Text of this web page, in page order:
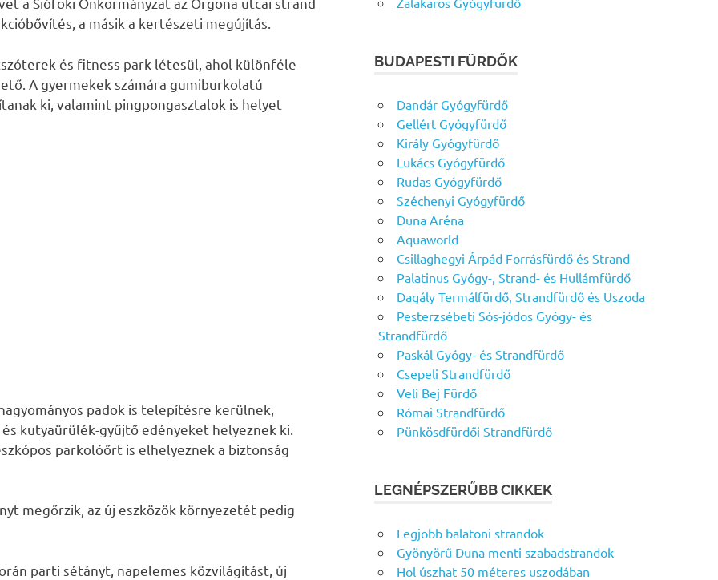
a másik a kertészeti megújítás.
és fitness park létesül, ahol különféle
A gyermekek számára gumiburkolatú
ki, valamint pingpongasztalok is helyet
padok is telepítésre kerülnek,
kutyaürülék-gyűjtő edényeket helyeznek ki.
parkolóőrt is elhelyeznek a biztonság
megőrzik, az új eszközök környezetét pedig
parti sétányt, napelemes közvilágítást, új
BUDAPESTI FÜRDŐK
Dandár Gyógyfürdő
Gellért Gyógyfürdő
Király Gyógyfürdő
Lukács Gyógyfürdő
Rudas Gyógyfürdő
Széchenyi Gyógyfürdő
Duna Aréna
Aquaworld
Csillaghegyi Árpád Forrásfürdő és Strand
Palatinus Gyógy-, Strand- és Hullámfürdő
Dagály Termálfürdő, Strandfürdő és Uszoda
Pesterzsébeti Sós-jódos Gyógy- és
Strandfürdő
Paskál Gyógy- és Strandfürdő
Csepeli Strandfürdő
Veli Bej Fürdő
Római Strandfürdő
Pünkösdfürdői Strandfürdő
LEGNÉPSZERŰBB CIKKEK
Legjobb balatoni strandok
Gyönyörű Duna menti szabadstrandok
Hol úszhat 50 méteres uszodában